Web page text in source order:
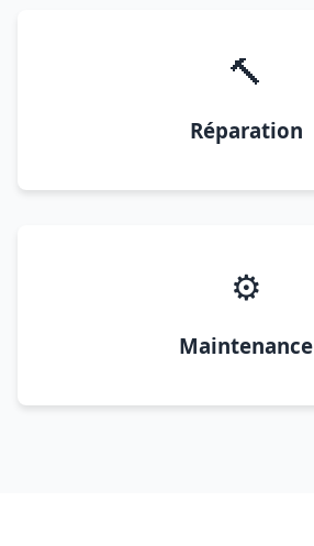
🔨
Réparation
⚙️
Maintenance